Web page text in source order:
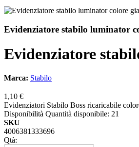
Evidenziatore stabilo luminator
Evidenziatore
Marca: Stabilo
1,10 €
Evidenziatori Stabilo Boss ricaricabile
Disponibilità Quantità disponibile: 21
SKU
4006381333696
Qtà: